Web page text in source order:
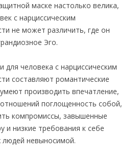
маске настолько велика,
с нарциссическим
не может различить, где он
Эго.
для человека с нарциссическим
составляют романтические
производить впечатление,
поглощенность собой,
компромиссы, завышенные
и низкие требования к себе
людей невыносимой.